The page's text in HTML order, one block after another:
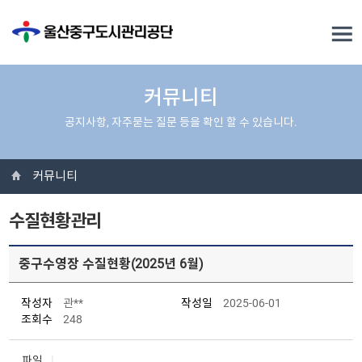
커뮤니티
공지사항, 자주묻는 질문 등을 확인 할 수 있습니다.
커뮤니티
수질현황관리
중구수영장 수질현황(2025년 6월)
작성자 관** 작성일
2025-06-01
조회수
248